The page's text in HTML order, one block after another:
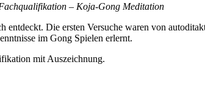
– Koja-Gong Meditation
entdeckt. Die ersten Versuche waren von
im Gong Spielen erlernt.
mit Auszeichnung.